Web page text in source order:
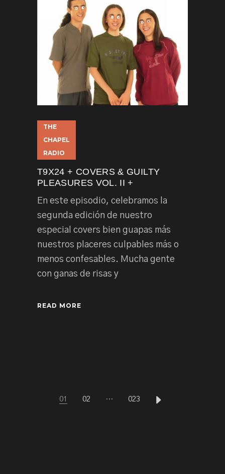
THE
CHAPEL
RADIO
T9X24 + COVERS & GUILTY
PLEASURES VOL. II +
En este episodio, celebramos la
segunda edición de nuestro
especial covers bien guapas más
nuestros placeres culpables más o
menos confesables. Mucha gente
con ganas de risas y
READ MORE
PAGINACIÓN
01 02 … 023